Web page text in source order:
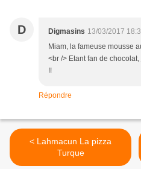
D Digmasins 13/03/2017
Miam, la fameuse mousse
<br /> Etant fan de
!!
Répondre
< Lahmacun La pizza
Turque